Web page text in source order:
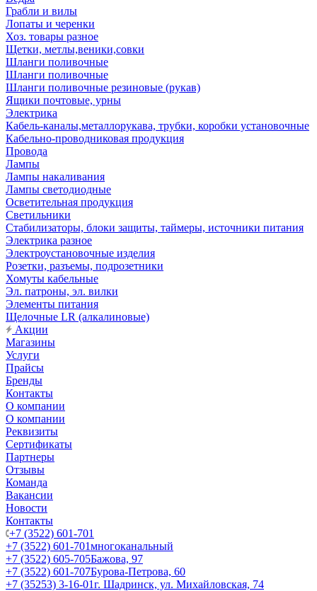
Грабли и вилы
Лопаты и черенки
Хоз. товары разное
Щетки, метлы,веники,совки
Шланги поливочные
Шланги поливочные
Шланги поливочные резиновые (рукав)
Ящики почтовые, урны
Электрика
Кабель-каналы,металлорукава, трубки, коробки установочные
Кабельно-проводниковая продукция
Провода
Лампы
Лампы накаливания
Лампы светодиодные
Осветительная продукция
Светильники
Стабилизаторы, блоки защиты, таймеры, источники питания
Электрика разное
Электроустановочные изделия
Розетки, разъемы, подрозетники
Хомуты кабельные
Эл. патроны, эл. вилки
Элементы питания
Щелочные LR (алкалиновые)
Акции
Магазины
Услуги
Прайсы
Бренды
Контакты
О компании
О компании
Реквизиты
Сертификаты
Партнеры
Отзывы
Команда
Вакансии
Новости
Контакты
+7 (3522) 601-701
+7 (3522) 601-701многоканальный
+7 (3522) 605-705Бажова, 97
+7 (3522) 601-707Бурова-Петрова, 60
+7 (35253) 3-16-01г. Шадринск, ул. Михайловская, 74